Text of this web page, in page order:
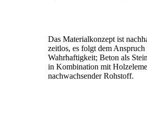
Das Materialkonzept ist
zeitlos, es folgt dem Anspruch
Wahrhaftigkeit; Beton als
in Kombination mit
nachwachsender Rohstoff.